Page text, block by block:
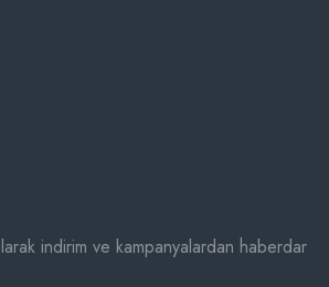
indirim ve kampanyalardan haberdar